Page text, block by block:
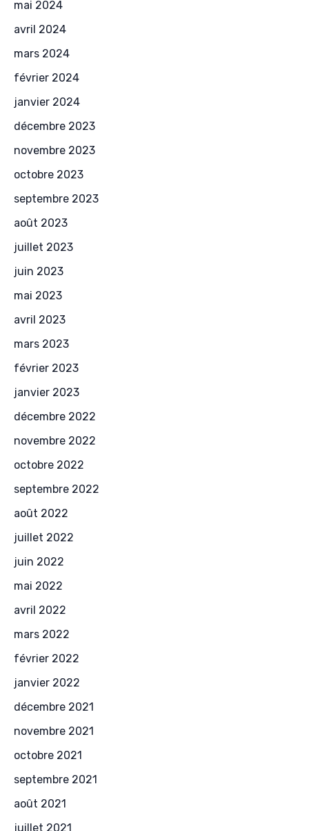
mai 2024
avril 2024
mars 2024
février 2024
janvier 2024
décembre 2023
novembre 2023
octobre 2023
septembre 2023
août 2023
juillet 2023
juin 2023
mai 2023
avril 2023
mars 2023
février 2023
janvier 2023
décembre 2022
novembre 2022
octobre 2022
septembre 2022
août 2022
juillet 2022
juin 2022
mai 2022
avril 2022
mars 2022
février 2022
janvier 2022
décembre 2021
novembre 2021
octobre 2021
septembre 2021
août 2021
juillet 2021